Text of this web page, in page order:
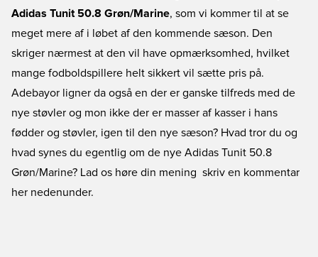
Adidas Tunit 50.8 Grøn/Marine, som vi kommer til at se
meget mere af i løbet af den kommende sæson. Den
skriger nærmest at den vil have opmærksomhed, hvilket
mange fodboldspillere helt sikkert vil sætte pris på.
Adebayor ligner da også en der er ganske tilfreds med de
nye støvler og mon ikke der er masser af kasser i hans
fødder og støvler, igen til den nye sæson? Hvad tror du og
hvad synes du egentlig om de nye Adidas Tunit 50.8
Grøn/Marine? Lad os høre din mening  skriv en kommentar
her nedenunder.